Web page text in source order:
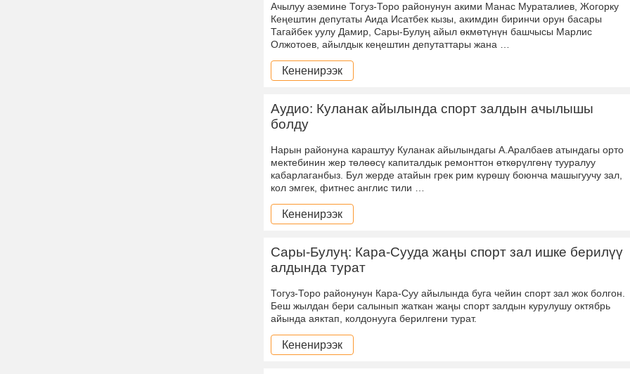
Ачылуу аземине Тогуз-Торо районунун акими Манас Мураталиев, Жогорку
Кеңештин депутаты Аида Исатбек кызы, акимдин биринчи орун басары
Тагайбек уулу Дамир, Сары-Булуң айыл өкмөтүнүн башчысы Марлис
Олжотоев, айылдык кеңештин депутаттары жана …
Кененирээк
Аудио: Куланак айылында спорт залдын ачылышы
болду
Нарын районуна караштуу Куланак айылындагы А.Аралбаев атындагы орто
мектебинин жер төлөөсү капиталдык ремонттон өткөрүлгөнү тууралуу
кабарлаганбыз. Бул жерде атайын грек рим күрөшү боюнча машыгуучу зал,
кол эмгек, фитнес англис тили …
Кененирээк
Сары-Булуң: Кара-Сууда жаңы спорт зал ишке берилүү
алдында турат
Тогуз-Торо районунун Кара-Суу айылында буга чейин спорт зал жок болгон.
Беш жылдан бери салынып жаткан жаңы спорт залдын курулушу октябрь
айында аяктап, колдонууга берилгени турат.
Кененирээк